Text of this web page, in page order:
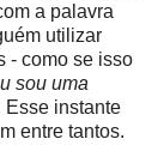
a palavra
utilizar
- como se isso
sou uma
Esse instante
entre tantos.